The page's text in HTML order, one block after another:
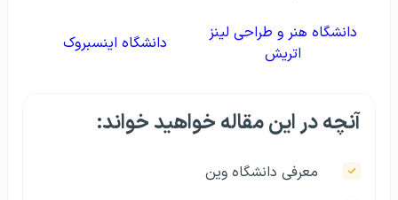
دانشگاه هنر و طراحی لینز
اتریش
دانشگاه اینسبروک
آنچه در این مقاله خواهید خواند:
معرفی دانشگاه وین